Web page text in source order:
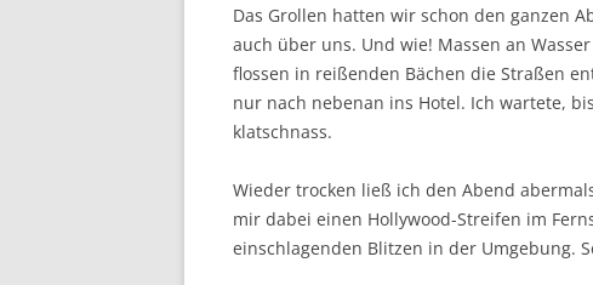
Das Grollen hatten wir schon den ganzen
auch über uns. Und wie! Massen an
flossen in reißenden Bächen die Straßen
nur nach nebenan ins Hotel. Ich wartete,
klatschnass.
Wieder trocken ließ ich den Abend
mir dabei einen Hollywood-Streifen im
einschlagenden Blitzen in der Umgebung.